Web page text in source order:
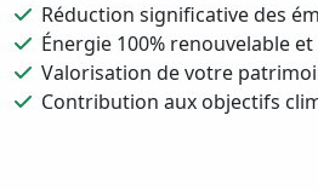
Réduction significative des
Énergie 100% renouvelable
Valorisation de votre
Contribution aux objectifs